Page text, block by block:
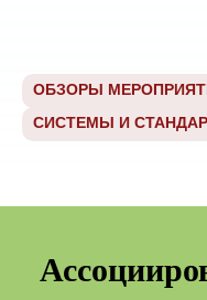
ОБЗОРЫ
СИСТЕМЫ И